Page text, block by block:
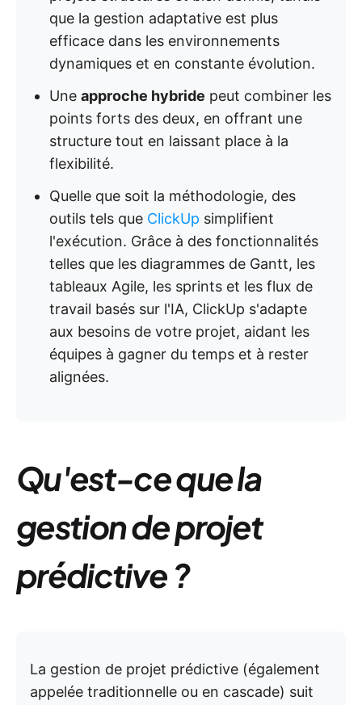
que la gestion adaptative est plus
efficace dans les environnements
dynamiques et en constante évolution.
Une approche hybride peut combiner les
points forts des deux, en offrant une
structure tout en laissant place à la
flexibilité.
Quelle que soit la méthodologie, des
outils tels que ClickUp simplifient
l'exécution. Grâce à des fonctionnalités
telles que les diagrammes de Gantt, les
tableaux Agile, les sprints et les flux de
travail basés sur l'IA, ClickUp s'adapte
aux besoins de votre projet, aidant les
équipes à gagner du temps et à rester
alignées.
Qu'est-ce que la
gestion de projet
prédictive ?
La gestion de projet prédictive (également
appelée traditionnelle ou en cascade) suit